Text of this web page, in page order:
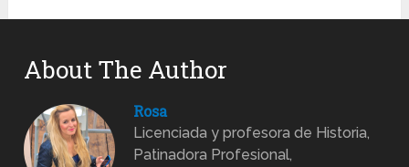
About The Author
Rosa
Licenciada y profesora de Historia,
Patinadora Profesional,